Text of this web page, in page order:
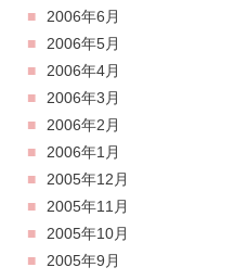
2006年6月
2006年5月
2006年4月
2006年3月
2006年2月
2006年1月
2005年12月
2005年11月
2005年10月
2005年9月